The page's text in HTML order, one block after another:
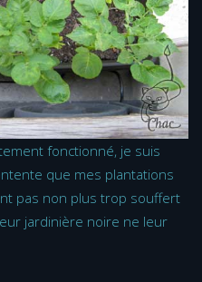
fonctionné, je suis
que mes plantations
pas non plus trop souffert
jardinière noire ne leur